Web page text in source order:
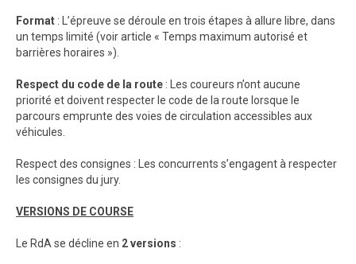
Format : L’épreuve se déroule en trois étapes à allure libre, dans
un temps limité (voir article « Temps maximum autorisé et
barrières horaires »).
Respect du code de la route : Les coureurs n’ont aucune
priorité et doivent respecter le code de la route lorsque le
parcours emprunte des voies de circulation accessibles aux
véhicules.
Respect des consignes : Les concurrents s’engagent à respecter
les consignes du jury.
VERSIONS DE COURSE
Le RdA se décline en 2 versions :